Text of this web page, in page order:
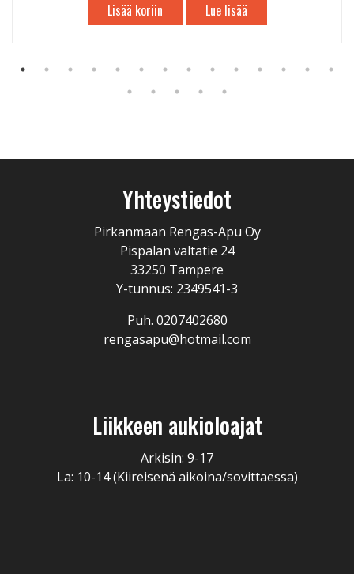
Lisää koriin Lue lisää
Yhteystiedot
Pirkanmaan Rengas-Apu Oy
Pispalan valtatie 24
33250 Tampere
Y-tunnus: 2349541-3
Puh. 0207402680
rengasapu@hotmail.com
Liikkeen aukioloajat
Arkisin: 9-17
La: 10-14 (Kiireisenä aikoina/sovittaessa)